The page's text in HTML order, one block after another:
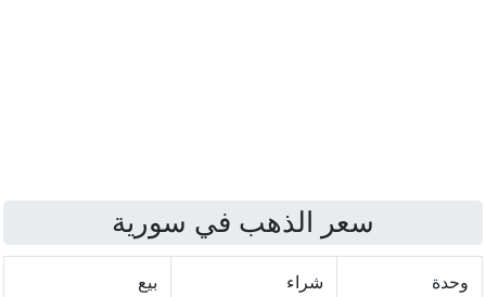
سعر الذهب في سورية
وحدة شراء بيع